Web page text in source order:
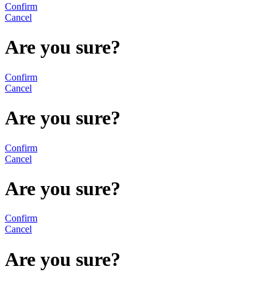
Confirm
Cancel
Are you sure?
Confirm
Cancel
Are you sure?
Confirm
Cancel
Are you sure?
Confirm
Cancel
Are you sure?